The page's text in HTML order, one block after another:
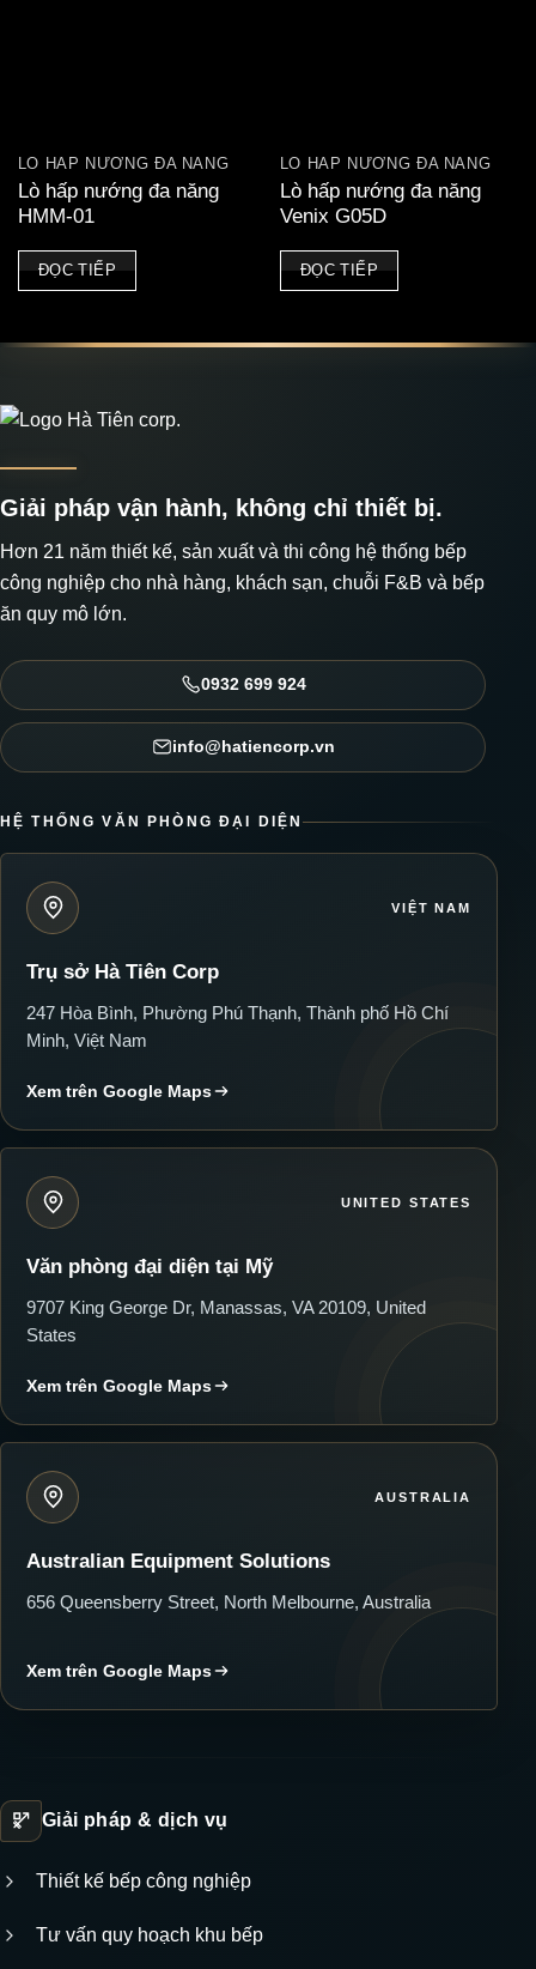
LÒ HẤP NƯỚNG ĐA NĂNG
Lò hấp nướng đa năng
HMM-01
ĐỌC TIẾP
LÒ HẤP NƯỚNG ĐA NĂNG
Lò hấp nướng đa năng
Venix G05D
ĐỌC TIẾP
Giải pháp vận hành, không chỉ thiết bị.
Hơn 21 năm thiết kế, sản xuất và thi công hệ thống bếp
công nghiệp cho nhà hàng, khách sạn, chuỗi F&B và bếp
ăn quy mô lớn.
0932 699 924
info@hatiencorp.vn
HỆ THỐNG VĂN PHÒNG ĐẠI DIỆN
VIỆT NAM
Trụ sở Hà Tiên Corp
247 Hòa Bình, Phường Phú Thạnh, Thành phố Hồ Chí
Minh, Việt Nam
Xem trên Google Maps
UNITED STATES
Văn phòng đại diện tại Mỹ
9707 King George Dr, Manassas, VA 20109, United
States
Xem trên Google Maps
AUSTRALIA
Australian Equipment Solutions
656 Queensberry Street, North Melbourne, Australia
Xem trên Google Maps
Giải pháp & dịch vụ
Thiết kế bếp công nghiệp
Tư vấn quy hoạch khu bếp